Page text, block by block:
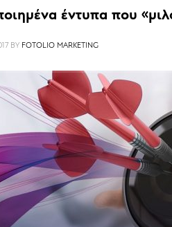
έντυπα που
BY FOTOLIO MARKETING